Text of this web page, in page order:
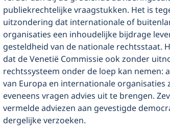
publiekrechtelijke vraagstukken. Het is
uitzondering dat internationale of
organisaties een inhoudelijke bijdrage
gesteldheid van de nationale rechtsstaat.
dat de Venetië Commissie ook zonder
rechtssysteem onder de loep kan nemen:
van Europa en internationale organisaties
eveneens vragen advies uit te brengen.
vermelde adviezen aan gevestigde
dergelijke verzoeken.